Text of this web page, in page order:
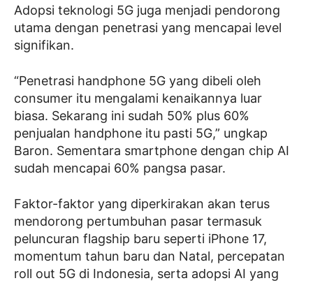
Adopsi teknologi 5G juga menjadi pendorong
utama dengan penetrasi yang mencapai level
signifikan.
“Penetrasi handphone 5G yang dibeli oleh
consumer itu mengalami kenaikannya luar
biasa. Sekarang ini sudah 50% plus 60%
penjualan handphone itu pasti 5G,” ungkap
Baron. Sementara smartphone dengan chip AI
sudah mencapai 60% pangsa pasar.
Faktor-faktor yang diperkirakan akan terus
mendorong pertumbuhan pasar termasuk
peluncuran flagship baru seperti iPhone 17,
momentum tahun baru dan Natal, percepatan
roll out 5G di Indonesia, serta adopsi AI yang